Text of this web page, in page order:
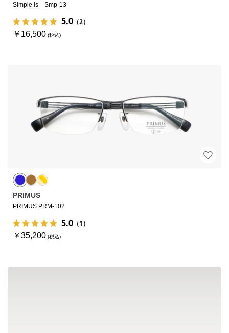
Simple is Smp-13
5.0 （2）
￥16,500
PRIMUS
PRIMUS PRM-102
5.0 （1）
￥35,200